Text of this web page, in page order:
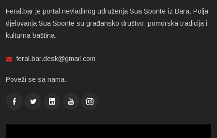
Feral.bar je portal nevladinog udruženja Sua Sponte iz Bara. Polja
djelovanja Sua Sponte su građansko društvo, pomorska tradicija i
kulturna baština.
feral.bar.desk@gmail.com
Poveži se sa nama: